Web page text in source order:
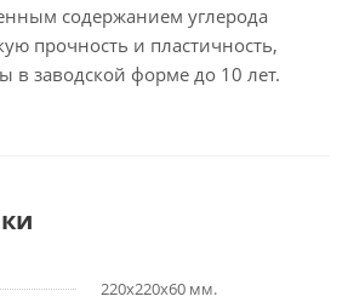
содержанием углерода
прочность и пластичность,
в заводской форме до 10 лет.
220х220х60 мм.